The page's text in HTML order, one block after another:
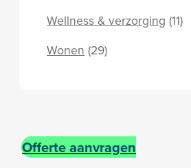
Wellness & verzorging (11)
Wonen (29)
Offerte aanvragen